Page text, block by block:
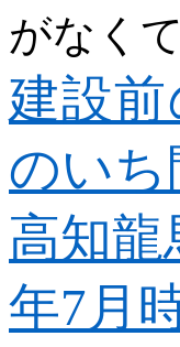
がなく
建設
のいち
高知龍
年7月